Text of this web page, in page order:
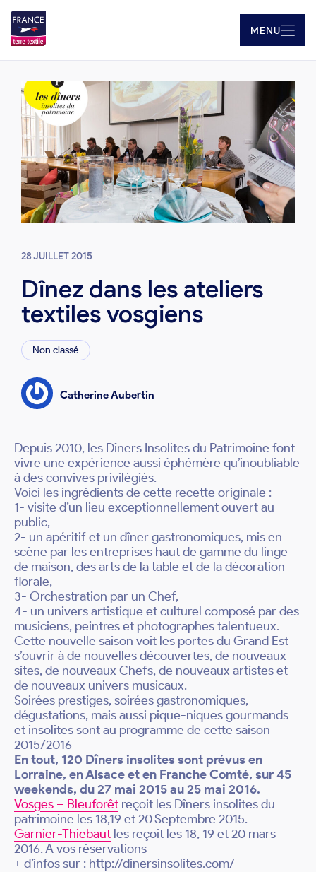
MENU
28 JUILLET 2015
Dînez dans les ateliers
textiles vosgiens
Non classé
Catherine Aubertin
Depuis 2010, les Dîners Insolites du Patrimoine font
vivre une expérience aussi éphémère qu’inoubliable
à des convives privilégiés.
Voici les ingrédients de cette recette originale :
1- visite d’un lieu exceptionnellement ouvert au
public,
2- un apéritif et un dîner gastronomiques, mis en
scène par les entreprises haut de gamme du linge
de maison, des arts de la table et de la décoration
florale,
3- Orchestration par un Chef,
4- un univers artistique et culturel composé par des
musiciens, peintres et photographes talentueux.
Cette nouvelle saison voit les portes du Grand Est
s’ouvrir à de nouvelles découvertes, de nouveaux
sites, de nouveaux Chefs, de nouveaux artistes et
de nouveaux univers musicaux.
Soirées prestiges, soirées gastronomiques,
dégustations, mais aussi pique-niques gourmands
et insolites sont au programme de cette saison
2015/2016
En tout, 120 Dîners insolites sont prévus en
Lorraine, en Alsace et en Franche Comté, sur 45
weekends, du 27 mai 2015 au 25 mai 2016.
Vosges – Bleuforêt reçoit les Dîners insolites du
patrimoine les 18,19 et 20 Septembre 2015.
Garnier-Thiebaut les reçoit les 18, 19 et 20 mars
2016. A vos réservations
+ d’infos sur : http://dinersinsolites.com/